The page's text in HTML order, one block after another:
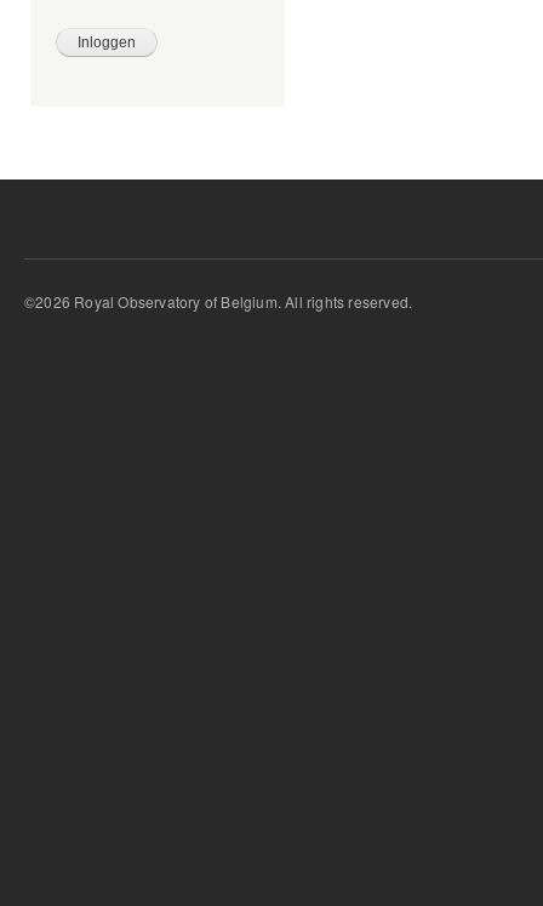
©2026 Royal Observatory of Belgium. All rights reserved.